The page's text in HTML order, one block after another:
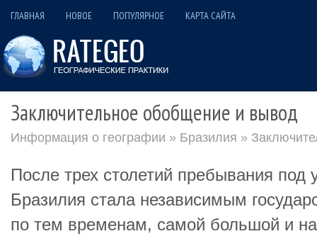
ГЛАВНАЯ НОВОЕ ПОПУЛЯРНОЕ КАРТА САЙТА
Заключительное обобщение и вывод
Информация о географии » Бразилия »
После трех столетий пребывания под
Бразилия стала независимым
по тем временам, самой большой и